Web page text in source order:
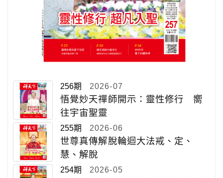
256期 2026-07
悟覺妙天禪師開示：靈性修行 嚮
往宇宙聖靈
255期 2026-06
世尊真傳解脫輪迴大法戒、定、
慧、解脫
254期 2026-05